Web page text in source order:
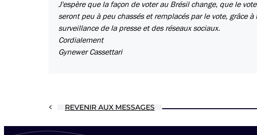
J'espère que la façon de voter au Brésil change, que le
seront peu à peu chassés et remplacés par le vote, grâce
surveillance de la presse et des réseaux sociaux.
Cordialement
Gynewer Cassettari
REVENIR AUX MESSAGES